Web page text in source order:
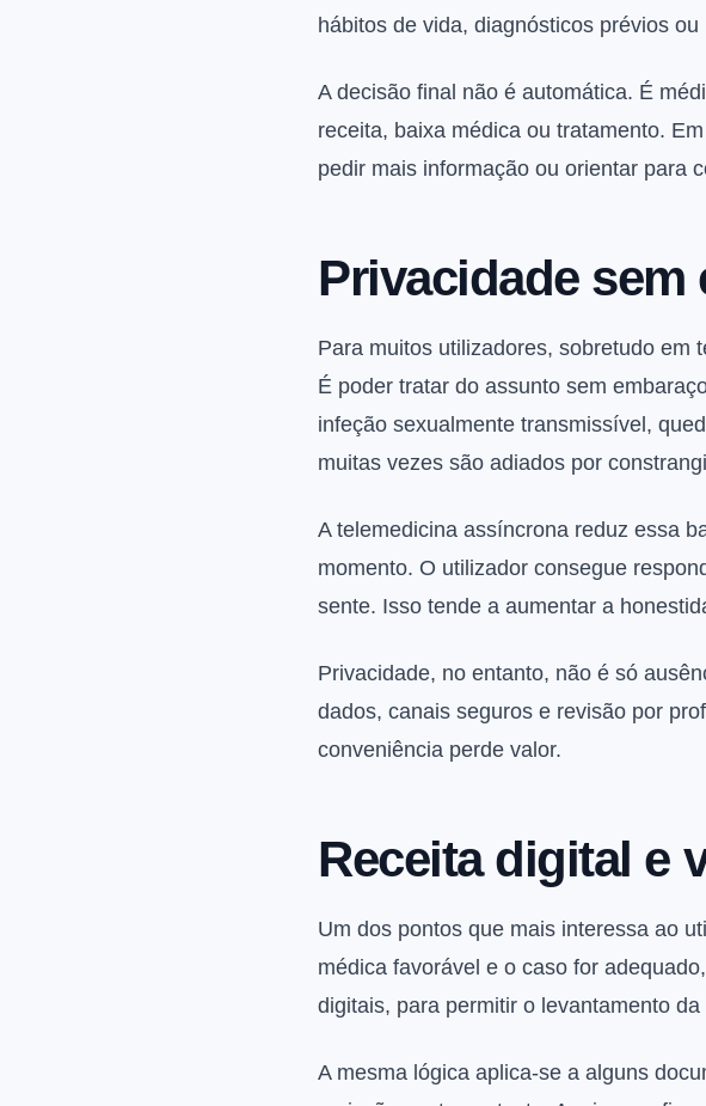
hábitos de vida, diagnósticos prévios
A decisão final não é automática. É
receita, baixa médica ou tratamento.
pedir mais informação ou orientar para
Privacidade
Para muitos utilizadores, sobretudo em
É poder tratar do assunto sem
infeção sexualmente transmissível,
muitas vezes são adiados por
A telemedicina assíncrona reduz essa
momento. O utilizador consegue
sente. Isso tende a aumentar a
Privacidade, no entanto, não é só
dados, canais seguros e revisão por
conveniência perde valor.
Receita digital e
Um dos pontos que mais interessa ao
médica favorável e o caso for
digitais, para permitir o levantamento
A mesma lógica aplica-se a alguns